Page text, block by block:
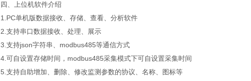
四、上位机软件介绍
1.PC单机版数据接收、存储、查看、分析软件
2.支持串口数据接收、处理、展示
3.支持json字符串、modbus485等通信方式
4.可自设置存储时间，modbus485采集模式下可自设置采集时间
5.支持自助增加、删除、修改监测参数的协议、名称、图标等